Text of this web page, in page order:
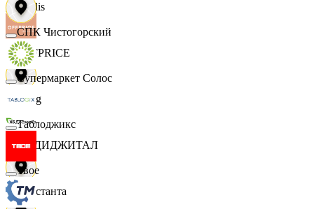
Modis
OFFPRICE
string
X5 ДИДЖИТАЛ
Константа
СПК Чистогорский
Супермаркет Солос
Таблоджикс
Твое